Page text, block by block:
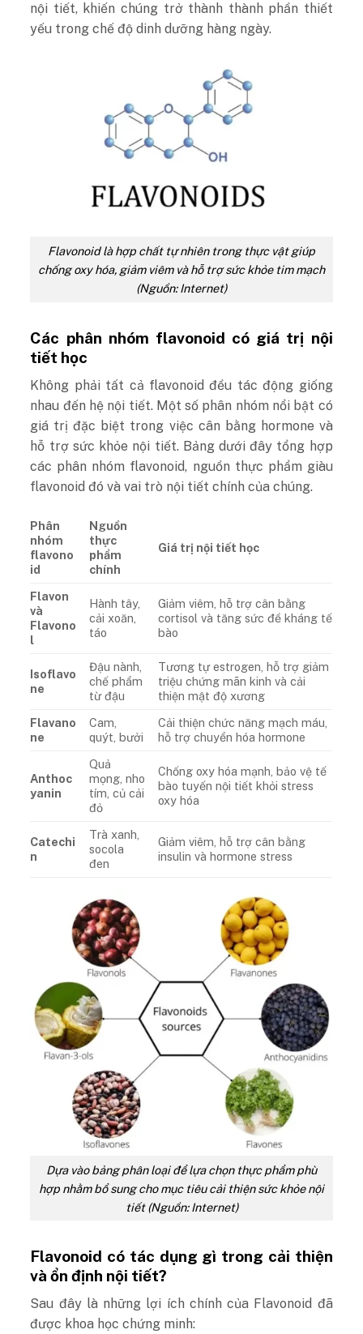
nội tiết, khiến chúng trở thành thành phần thiết
yếu trong chế độ dinh dưỡng hàng ngày.
Flavonoid là hợp chất tự nhiên trong thực vật giúp
chống oxy hóa, giảm viêm và hỗ trợ sức khỏe tim mạch
(Nguồn: Internet)
Các phân nhóm flavonoid có giá trị nội
tiết học
Không phải tất cả flavonoid đều tác động giống
nhau đến hệ nội tiết. Một số phân nhóm nổi bật có
giá trị đặc biệt trong việc cân bằng hormone và
hỗ trợ sức khỏe nội tiết. Bảng dưới đây tổng hợp
các phân nhóm flavonoid, nguồn thực phẩm giàu
flavonoid đó và vai trò nội tiết chính của chúng.
Phân
nhóm
flavono
id
Nguồn
thực
phẩm
chính
Giá trị nội tiết học
Flavon
và
Flavono
l
Hành tây,
cải xoăn,
táo
Giảm viêm, hỗ trợ cân bằng
cortisol và tăng sức đề kháng tế
bào
Isoflavo
ne
Đậu nành,
chế phẩm
từ đậu
Tương tự estrogen, hỗ trợ giảm
triệu chứng mãn kinh và cải
thiện mật độ xương
Flavano
ne
Cam,
quýt, bưởi
Cải thiện chức năng mạch máu,
hỗ trợ chuyển hóa hormone
Anthoc
yanin
Quả
mọng, nho
tím, củ cải
đỏ
Chống oxy hóa mạnh, bảo vệ tế
bào tuyến nội tiết khỏi stress
oxy hóa
Catechi
n
Trà xanh,
socola
đen
Giảm viêm, hỗ trợ cân bằng
insulin và hormone stress
Dựa vào bảng phân loại để lựa chọn thực phẩm phù
hợp nhằm bổ sung cho mục tiêu cải thiện sức khỏe nội
tiết (Nguồn: Internet)
Flavonoid có tác dụng gì trong cải thiện
và ổn định nội tiết?
Sau đây là những lợi ích chính của Flavonoid đã
được khoa học chứng minh: